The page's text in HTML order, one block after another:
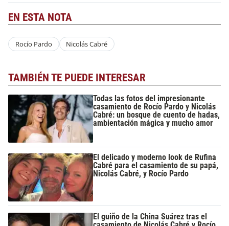
EN ESTA NOTA
Rocío Pardo Nicolás Cabré
TAMBIÉN TE PUEDE INTERESAR
Todas las fotos del impresionante
casamiento de Rocío Pardo y Nicolás
Cabré: un bosque de cuento de hadas,
ambientación mágica y mucho amor
El delicado y moderno look de Rufina
Cabré para el casamiento de su papá,
Nicolás Cabré, y Rocío Pardo
El guiño de la China Suárez tras el